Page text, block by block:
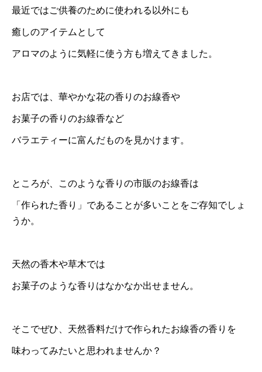
最近ではご供養のために使われる以外にも
癒しのアイテムとして
アロマのように気軽に使う方も増えてきました。
お店では、華やかな花の香りのお線香や
お菓子の香りのお線香など
バラエティーに富んだものを見かけます。
ところが、このような香りの市販のお線香は
「作られた香り」であることが多いことをご存知でしょ
うか。
天然の香木や草木では
お菓子のような香りはなかなか出せません。
そこでぜひ、天然香料だけで作られたお線香の香りを
味わってみたいと思われませんか？